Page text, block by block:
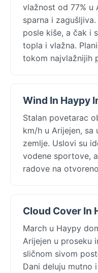
vlažnost od 77% u
sparna i
posle kiše, a čak i
topla i vlažna.
tokom najvlažnijih
Wind In Науру
Stalan povetarac
km/h u Arijejen, sa
zemlje. Uslovi su
vodene sportove,
radove na
Cloud Cover In
March u Науру
Arijejen u proseku
sličnom sivom
Dani deluju mutno